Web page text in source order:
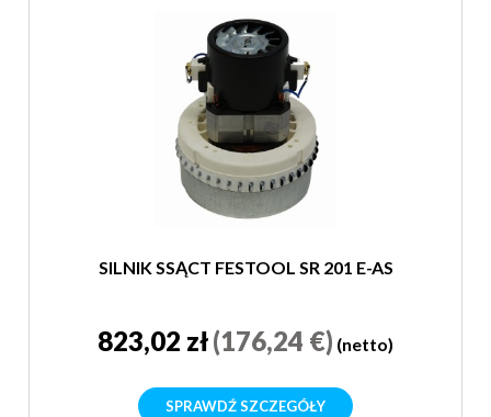
SILNIK SSĄCT FESTOOL SR 201 E-AS
823,02 zł(176,24 €) (netto)
SPRAWDŹ SZCZEGÓŁY